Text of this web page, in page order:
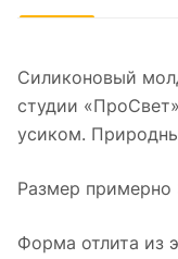
Силиконовый
студии
усиком.
Размер примерно
Форма отлита из